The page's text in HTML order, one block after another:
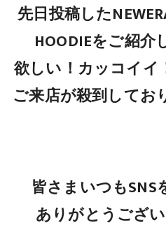
先日投稿した
HOODIEをご紹
欲しい！カッコイイ
ご来店が殺到してお
皆さまいつもSNS
ありがとうござ